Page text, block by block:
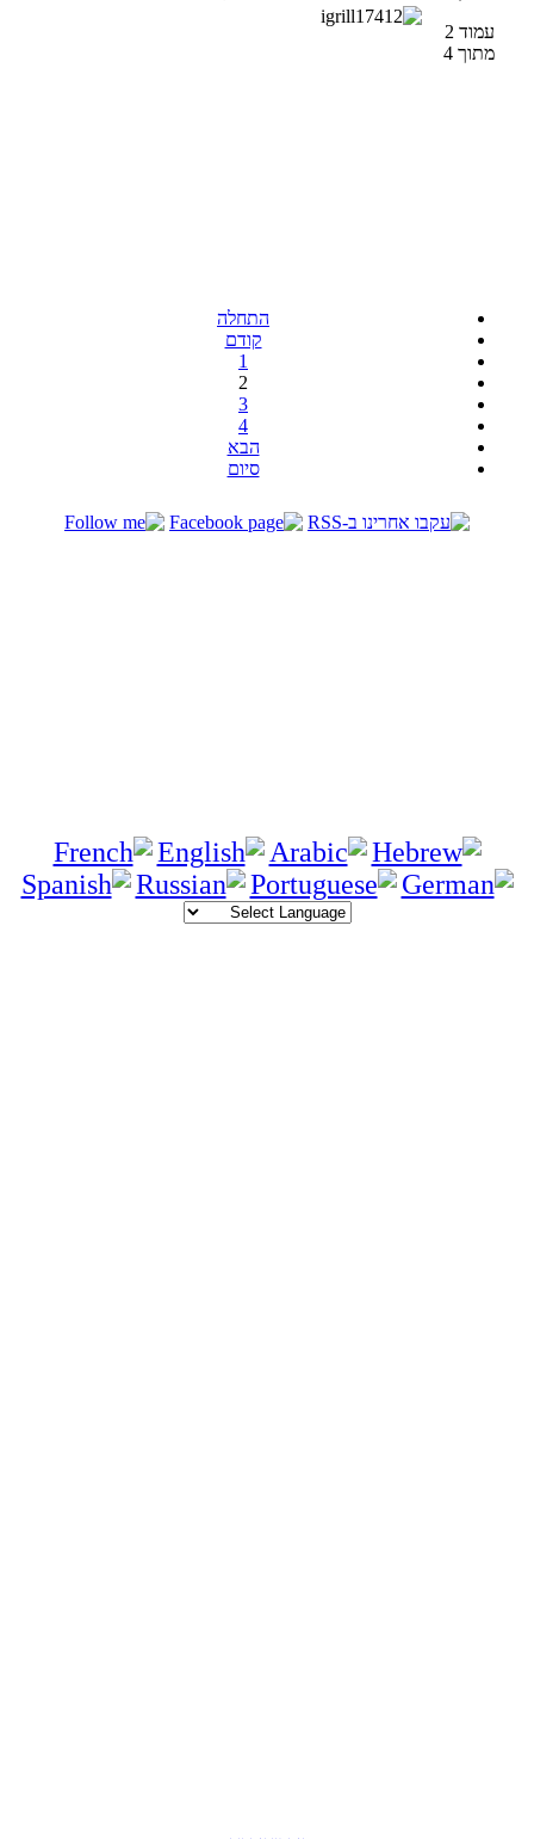
עמוד 2
מתוך 4
התחלה
קודם
1
2
3
4
הבא
סיום